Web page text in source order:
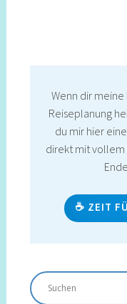
Wenn dir
Reiseplanung
du mir hier
direkt mit vollem
☕ ZEIT